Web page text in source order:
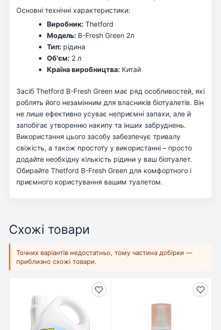
Основні технічні характеристики:
Виробник: Thetford
Модель: B-Fresh Green 2л
Тип: рідина
Об'єм: 2 л
Країна виробництва: Китай
Засіб Thetford B-Fresh Green має ряд особливостей, які
роблять його незамінним для власників біотуалетів. Він
не лише ефективно усуває неприємні запахи, але й
запобігає утворенню накипу та інших забруднень.
Використання цього засобу забезпечує тривалу
свіжість, а також простоту у використанні – просто
додайте необхідну кількість рідини у ваш біотуалет.
Обирайте Thetford B-Fresh Green для комфортного і
приємного користування вашим туалетом.
Схожі товари
Точних варіантів недостатньо, тому частина добірки —
приблизно схожі товари.